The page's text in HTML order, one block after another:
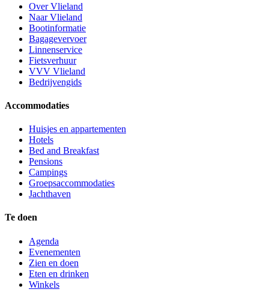
Over Vlieland
Naar Vlieland
Bootinformatie
Bagagevervoer
Linnenservice
Fietsverhuur
VVV Vlieland
Bedrijvengids
Accommodaties
Huisjes en appartementen
Hotels
Bed and Breakfast
Pensions
Campings
Groepsaccommodaties
Jachthaven
Te doen
Agenda
Evenementen
Zien en doen
Eten en drinken
Winkels